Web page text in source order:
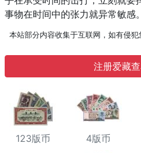
事物在时间中的张力就异常敏感。
本站部分内容收集于互联网，如有侵犯
注册爱藏
123版币 4版币